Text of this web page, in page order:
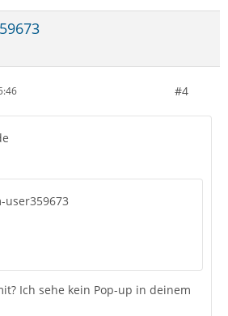
#4
user359673
Ich sehe kein Pop-up in deinem